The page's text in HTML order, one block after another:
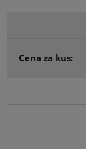
Cena za kus: